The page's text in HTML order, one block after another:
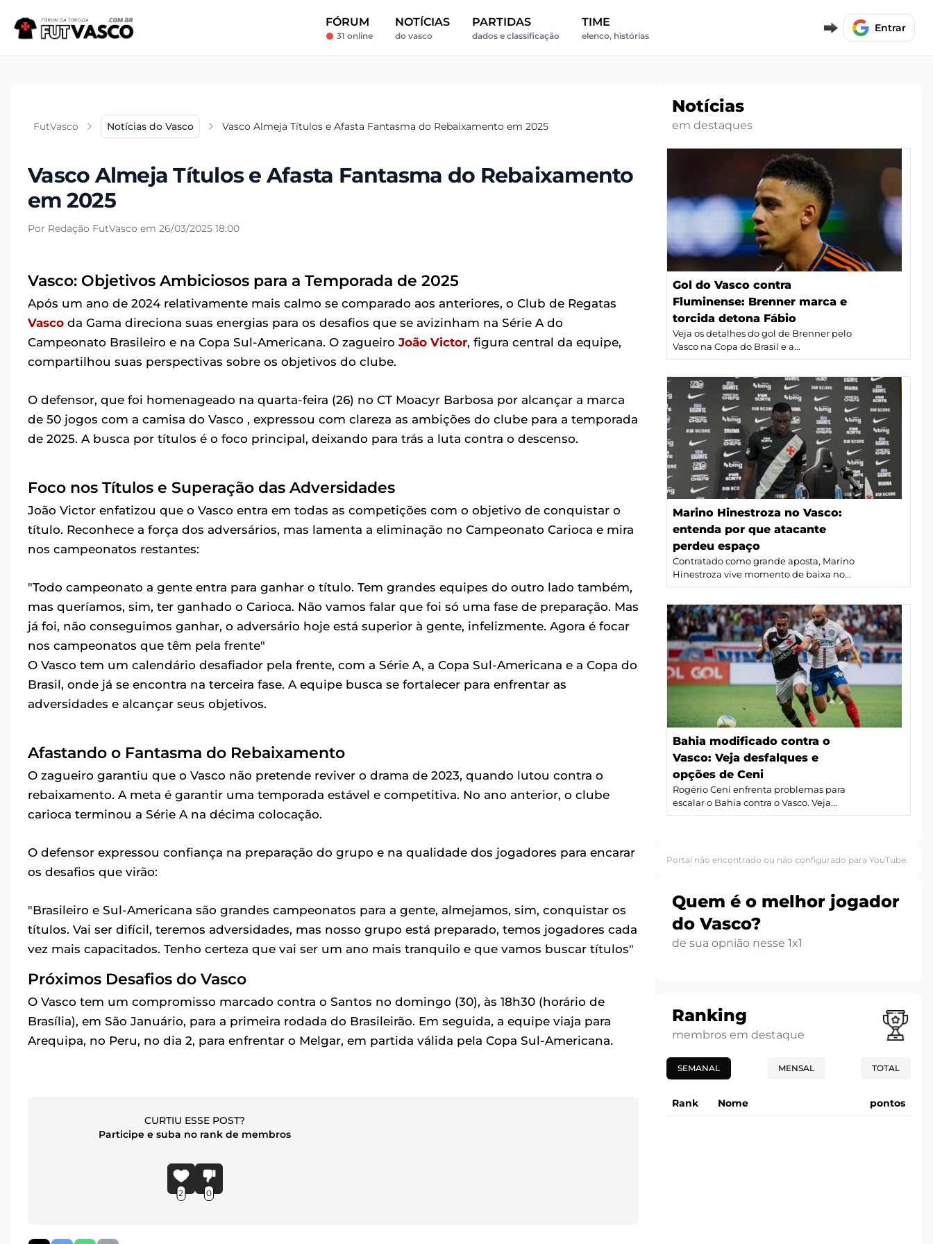
FÓRUM
31 online
NOTÍCIAS
do vasco
PARTIDAS
dados e classificação
TIME
elenco, histórias
Entrar
FutVasco Notícias do Vasco Vasco Almeja Títulos e Afasta Fantasma do Rebaixamento em 2025
Vasco Almeja Títulos e Afasta Fantasma do Rebaixamento
em 2025
Por Redação FutVasco em 26/03/2025 18:00
Vasco: Objetivos Ambiciosos para a Temporada de 2025
Após um ano de 2024 relativamente mais calmo se comparado aos anteriores, o Club de Regatas
Vasco da Gama direciona suas energias para os desafios que se avizinham na Série A do
Campeonato Brasileiro e na Copa Sul-Americana. O zagueiro João Victor, figura central da equipe,
compartilhou suas perspectivas sobre os objetivos do clube.
O defensor, que foi homenageado na quarta-feira (26) no CT Moacyr Barbosa por alcançar a marca
de 50 jogos com a camisa do Vasco , expressou com clareza as ambições do clube para a temporada
de 2025. A busca por títulos é o foco principal, deixando para trás a luta contra o descenso.
Foco nos Títulos e Superação das Adversidades
João Victor enfatizou que o Vasco entra em todas as competições com o objetivo de conquistar o
título. Reconhece a força dos adversários, mas lamenta a eliminação no Campeonato Carioca e mira
nos campeonatos restantes:
"Todo campeonato a gente entra para ganhar o título. Tem grandes equipes do outro lado também,
mas queríamos, sim, ter ganhado o Carioca. Não vamos falar que foi só uma fase de preparação. Mas
já foi, não conseguimos ganhar, o adversário hoje está superior à gente, infelizmente. Agora é focar
nos campeonatos que têm pela frente"
O Vasco tem um calendário desafiador pela frente, com a Série A, a Copa Sul-Americana e a Copa do
Brasil, onde já se encontra na terceira fase. A equipe busca se fortalecer para enfrentar as
adversidades e alcançar seus objetivos.
Afastando o Fantasma do Rebaixamento
O zagueiro garantiu que o Vasco não pretende reviver o drama de 2023, quando lutou contra o
rebaixamento. A meta é garantir uma temporada estável e competitiva. No ano anterior, o clube
carioca terminou a Série A na décima colocação.
O defensor expressou confiança na preparação do grupo e na qualidade dos jogadores para encarar
os desafios que virão:
"Brasileiro e Sul-Americana são grandes campeonatos para a gente, almejamos, sim, conquistar os
títulos. Vai ser difícil, teremos adversidades, mas nosso grupo está preparado, temos jogadores cada
vez mais capacitados. Tenho certeza que vai ser um ano mais tranquilo e que vamos buscar títulos"
Próximos Desafios do Vasco
O Vasco tem um compromisso marcado contra o Santos no domingo (30), às 18h30 (horário de
Brasília), em São Januário, para a primeira rodada do Brasileirão. Em seguida, a equipe viaja para
Arequipa, no Peru, no dia 2, para enfrentar o Melgar, em partida válida pela Copa Sul-Americana.
CURTIU ESSE POST?
Participe e suba no rank de membros
2 0
Notícias
em destaques
Gol do Vasco contra
Fluminense: Brenner marca e
torcida detona Fábio
Veja os detalhes do gol de Brenner pelo
Vasco na Copa do Brasil e a...
Marino Hinestroza no Vasco:
entenda por que atacante
perdeu espaço
Contratado como grande aposta, Marino
Hinestroza vive momento de baixa no...
Bahia modificado contra o
Vasco: Veja desfalques e
opções de Ceni
Rogério Ceni enfrenta problemas para
escalar o Bahia contra o Vasco. Veja...
Portal não encontrado ou não configurado para YouTube.
Quem é o melhor jogador
do Vasco?
de sua opnião nesse 1x1
Ranking
membros em destaque
SEMANAL MENSAL TOTAL
Rank Nome pontos